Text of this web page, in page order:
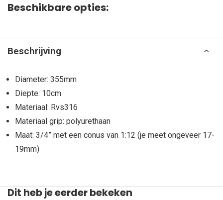
Beschikbare opties:
Beschrijving
Diameter: 355mm
Diepte: 10cm
Materiaal: Rvs316
Materiaal grip: polyurethaan
Maat: 3/4” met een conus van 1:12 (je meet ongeveer 17-
19mm)
Dit heb je eerder bekeken